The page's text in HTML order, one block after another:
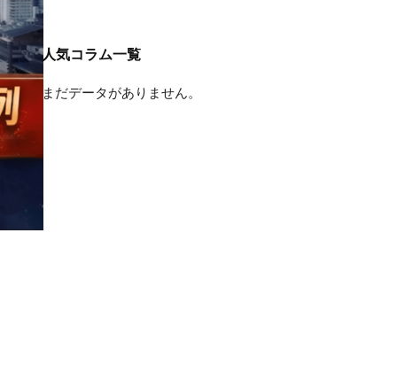
努力...
人気コラム一覧
まだデータがありません。